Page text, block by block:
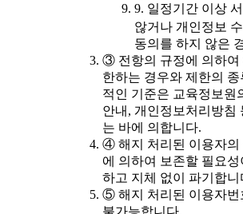
9. 일정기간 이상
않거나 개인정보
동의를 하지 않은
③ 전항의 규정에 의하여
한하는 경우와 제한의 종
적인 기준은 교육정보원
안내, 개인정보처리방침
는 바에 의합니다.
④ 해지 처리된 이용자의
에 의하여 보존할 필요성
하고 지체 없이 파기합니
⑤ 해지 처리된 이용자번
불가능합니다.